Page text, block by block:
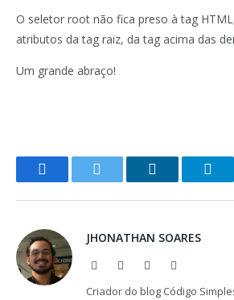
O seletor root não fica preso à tag
atributos da tag raiz, da tag acima das
Um grande abraço!
FacebookTwitter LinkedIn
JHONATHAN SOARES
Website Facebook
Criador do blog Código